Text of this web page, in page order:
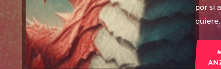
por si